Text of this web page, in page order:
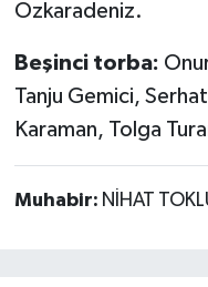
Özkaradeniz.
Beşinci torba:
Tanju Gemici,
Karaman, Tolga
Muhabir: NİHAT